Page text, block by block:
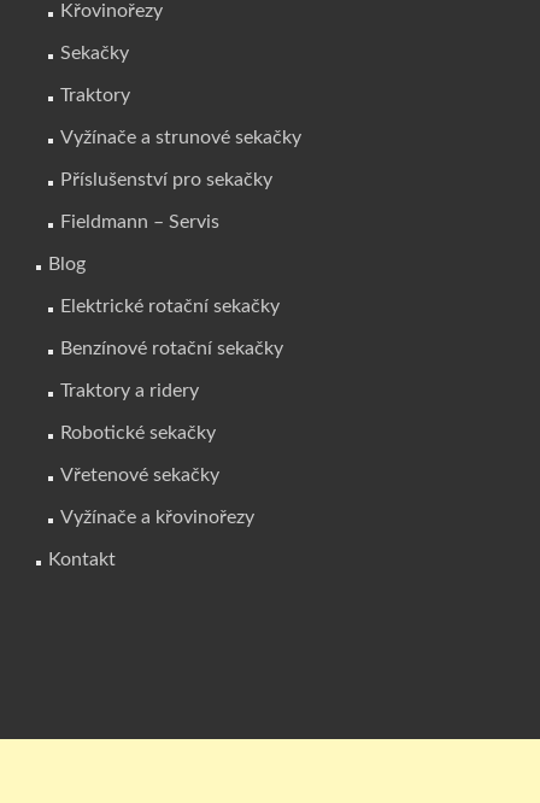
Křovinořezy
Sekačky
Traktory
Vyžínače a strunové sekačky
Příslušenství pro sekačky
Fieldmann – Servis
Blog
Elektrické rotační sekačky
Benzínové rotační sekačky
Traktory a ridery
Robotické sekačky
Vřetenové sekačky
Vyžínače a křovinořezy
Kontakt